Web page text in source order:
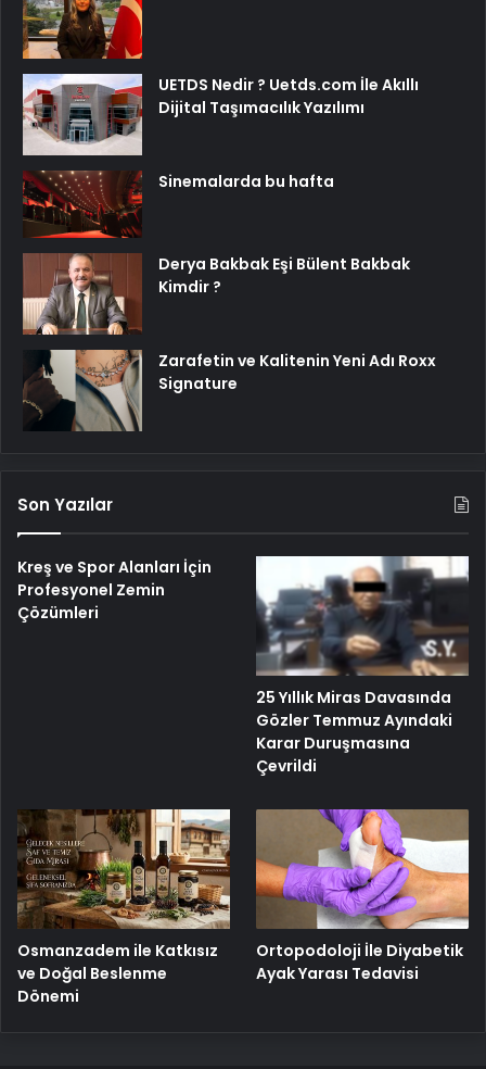
UETDS Nedir ? Uetds.com İle Akıllı
Dijital Taşımacılık Yazılımı
Sinemalarda bu hafta
Derya Bakbak Eşi Bülent Bakbak
Kimdir ?
Zarafetin ve Kalitenin Yeni Adı Roxx
Signature
Son Yazılar
Kreş ve Spor Alanları İçin
Profesyonel Zemin
Çözümleri
25 Yıllık Miras Davasında
Gözler Temmuz Ayındaki
Karar Duruşmasına
Çevrildi
Osmanzadem ile Katkısız
ve Doğal Beslenme
Dönemi
Ortopodoloji İle Diyabetik
Ayak Yarası Tedavisi